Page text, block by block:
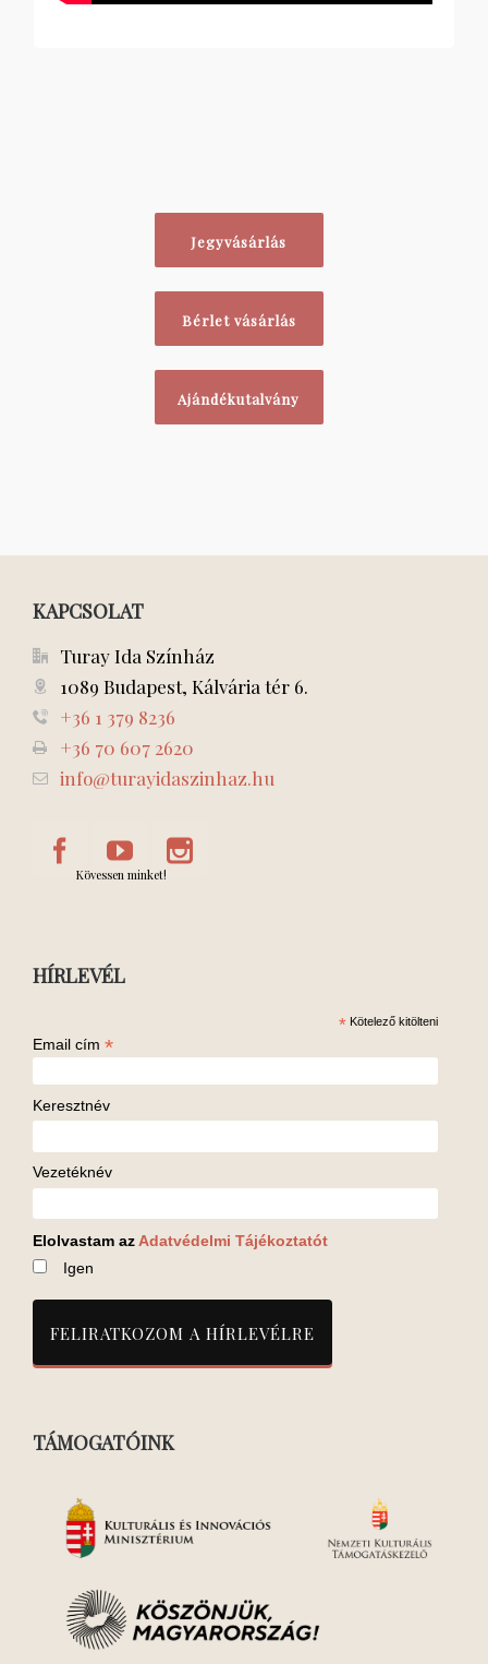
Jegyvásárlás
Bérlet vásárlás
Ajándékutalvány
KAPCSOLAT
Turay Ida Színház
1089 Budapest, Kálvária tér 6.
+36 1 379 8236
+36 70 607 2620
info@turayidaszinhaz.hu
Kövessen minket!
HÍRLEVÉL
* Kötelező kitölteni
Email cím *
Keresztnév
Vezetéknév
Elolvastam az Adatvédelmi Tájékoztatót
Igen
TÁMOGATÓINK